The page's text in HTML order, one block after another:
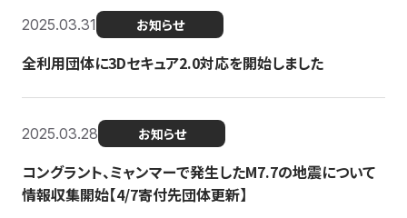
2025.03.31 お知らせ
全利用団体に3Dセキュア2.0対応を開始しました
2025.03.28 お知らせ
コングラント、ミャンマーで発生したM7.7の地震について
情報収集開始【4/7寄付先団体更新】